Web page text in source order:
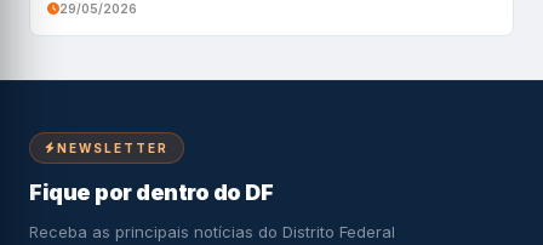
29/05/2026
NEWSLETTER
Fique por dentro do DF
Receba as principais notícias do Distrito Federal